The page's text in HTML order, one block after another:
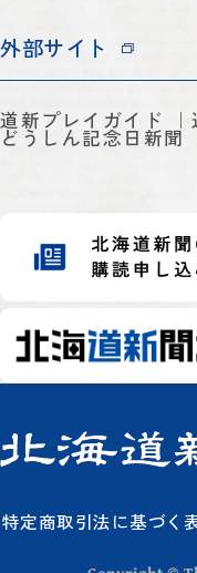
外部サイト
道新プレイガイド
どうしん記念日新聞
特定商取引法に基づく